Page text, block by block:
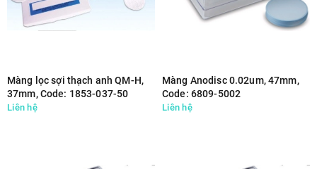
Màng lọc sợi thạch anh QM-H,
37mm, Code: 1853-037-50
Liên hệ
Màng Anodisc 0.02um, 47mm,
Code: 6809-5002
Liên hệ